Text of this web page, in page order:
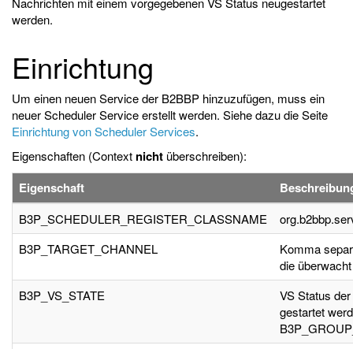
werden.
Einrichtung
Um einen neuen Service der B2BBP hinzuzufügen, muss ein
neuer Scheduler Service erstellt werden. Siehe dazu die Seite
Einrichtung von Scheduler Services.
Eigenschaften (Context nicht überschreiben):
Eigenschaft
B3P_SCHEDULER_REGISTER_CLASSNAME
B3P_TARGET_CHANNEL
Komma
die
B3P_VS_STATE
VS Status
gestartet